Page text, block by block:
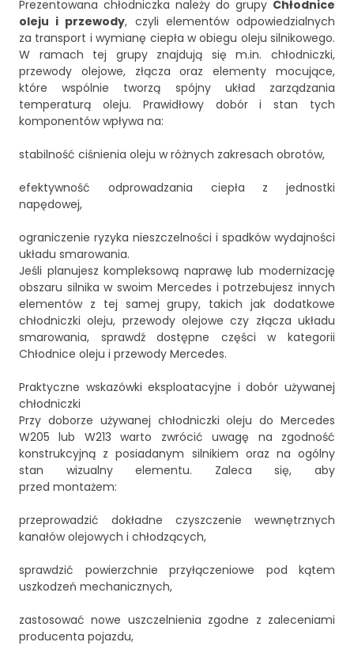
Prezentowana chłodniczka należy do grupy Chłodnice
oleju i przewody, czyli elementów odpowiedzialnych
za transport i wymianę ciepła w obiegu oleju silnikowego.
W ramach tej grupy znajdują się m.in. chłodniczki,
przewody olejowe, złącza oraz elementy mocujące,
które wspólnie tworzą spójny układ zarządzania
temperaturą oleju. Prawidłowy dobór i stan tych
komponentów wpływa na:
stabilność ciśnienia oleju w różnych zakresach obrotów,
efektywność odprowadzania ciepła z jednostki
napędowej,
ograniczenie ryzyka nieszczelności i spadków wydajności
układu smarowania.
Jeśli planujesz kompleksową naprawę lub modernizację
obszaru silnika w swoim Mercedes i potrzebujesz innych
elementów z tej samej grupy, takich jak dodatkowe
chłodniczki oleju, przewody olejowe czy złącza układu
smarowania, sprawdź dostępne części w kategorii
Chłodnice oleju i przewody Mercedes.
Praktyczne wskazówki eksploatacyjne i dobór używanej
chłodniczki
Przy doborze używanej chłodniczki oleju do Mercedes
W205 lub W213 warto zwrócić uwagę na zgodność
konstrukcyjną z posiadanym silnikiem oraz na ogólny
stan wizualny elementu. Zaleca się, aby
przed montażem:
przeprowadzić dokładne czyszczenie wewnętrznych
kanałów olejowych i chłodzących,
sprawdzić powierzchnie przyłączeniowe pod kątem
uszkodzeń mechanicznych,
zastosować nowe uszczelnienia zgodne z zaleceniami
producenta pojazdu,